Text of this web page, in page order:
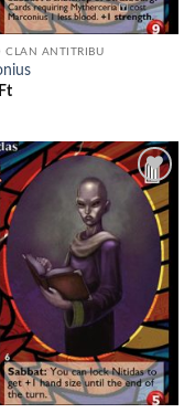
CLAN ANTITRIBU
Add to
wishlist